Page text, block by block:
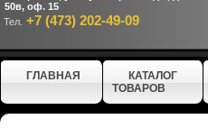
50в, оф. 15
Тел. +7 (473) 202-49-09
ГЛАВНАЯ
КАТАЛОГ
ТОВАРОВ